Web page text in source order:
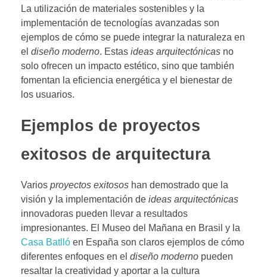
La utilización de materiales sostenibles y la
implementación de tecnologías avanzadas son
ejemplos de cómo se puede integrar la naturaleza en
el diseño moderno. Estas ideas arquitectónicas no
solo ofrecen un impacto estético, sino que también
fomentan la eficiencia energética y el bienestar de
los usuarios.
Ejemplos de proyectos
exitosos de arquitectura
Varios proyectos exitosos han demostrado que la
visión y la implementación de ideas arquitectónicas
innovadoras pueden llevar a resultados
impresionantes. El Museo del Mañana en Brasil y la
Casa Batlló en España son claros ejemplos de cómo
diferentes enfoques en el diseño moderno pueden
resaltar la creatividad y aportar a la cultura